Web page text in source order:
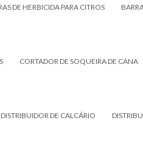
DE HERBICIDA PARA CITROS
CORTADOR DE SOQUEIRA DE CANA
DISTRIBUIDOR DE CALCÁRIO